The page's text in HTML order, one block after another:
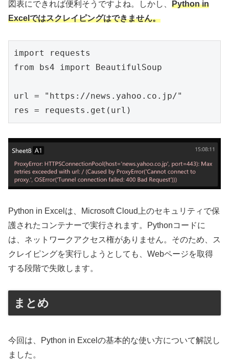
図表にできれば便利そうですよね。しかし、 Python in
Excelではスクレイピングはできません。
import requests
from bs4 import BeautifulSoup
url = "https://news.yahoo.co.jp/"
res = requests.get(url)
Python in Excelは、Microsoft Cloud上のセキュリティで保
護されたコンテナーで実行されます。Pythonコードに
は、ネットワークアクセス権がありません。そのため、ス
クレイピングを実行しようとしても、Webページを取得
する段階で失敗します。
まとめ
今回は、Python in Excelの基本的な使い方について解説し
ました。